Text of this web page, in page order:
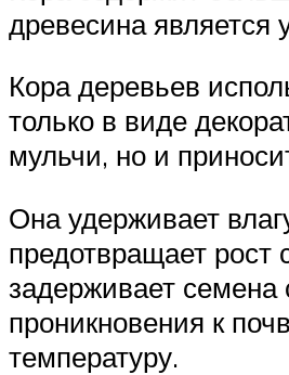
древесина является
Кора деревьев
только в виде
мульчи, но и
Она удерживает
предотвращает рост
задерживает семена
проникновения к
температуру.